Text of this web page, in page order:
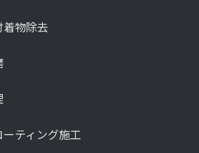
物除去
ティング施工